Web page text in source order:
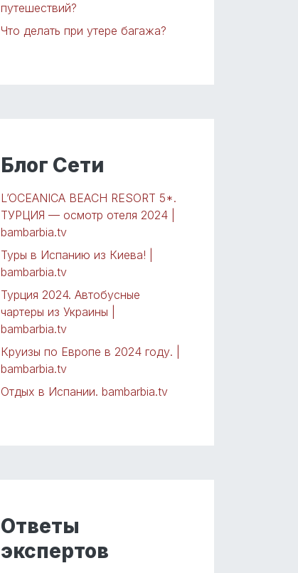
путешествий?
Что делать при утере багажа?
Блог Сети
L’OCEANICA BEACH RESORT 5*.
ТУРЦИЯ — осмотр отеля 2024 |
bambarbia.tv
Туры в Испанию из Киева! |
bambarbia.tv
Турция 2024. Автобусные
чартеры из Украины |
bambarbia.tv
Круизы по Европе в 2024 году. |
bambarbia.tv
Отдых в Испании. bambarbia.tv
Ответы
экспертов